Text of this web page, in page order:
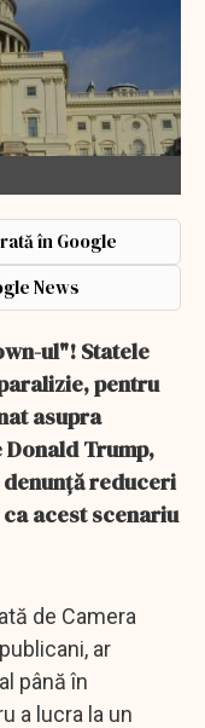
în Google
News
ul"! Statele
pentru
asupra
Trump,
reduceri
acest scenariu
de Camera
ar
până în
a lucra la un